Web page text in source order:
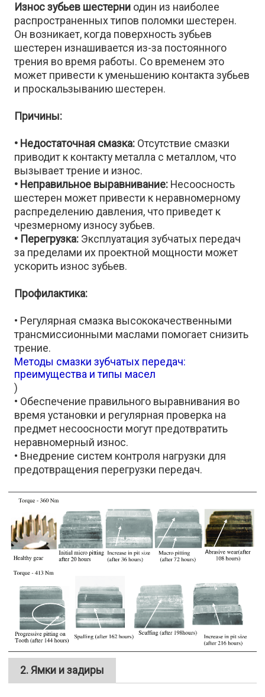
Износ зубьев шестерни один из наиболее
распространенных типов поломки шестерен.
Он возникает, когда поверхность зубьев
шестерен изнашивается из-за постоянного
трения во время работы. Со временем это
может привести к уменьшению контакта зубьев
и проскальзыванию шестерен.
Причины:
• Недостаточная смазка: Отсутствие смазки
приводит к контакту металла с металлом, что
вызывает трение и износ.
• Неправильное выравнивание: Несоосность
шестерен может привести к неравномерному
распределению давления, что приведет к
чрезмерному износу зубьев.
• Перегрузка: Эксплуатация зубчатых передач
за пределами их проектной мощности может
ускорить износ зубьев.
Профилактика:
• Регулярная смазка высококачественными
трансмиссионными маслами помогает снизить
трение.
Методы смазки зубчатых передач:
преимущества и типы масел
)
• Обеспечение правильного выравнивания во
время установки и регулярная проверка на
предмет несоосности могут предотвратить
неравномерный износ.
• Внедрение систем контроля нагрузки для
предотвращения перегрузки передач.
2. Ямки и задиры